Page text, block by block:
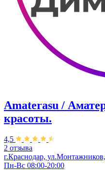
Amaterasu /
красоты.
4,5
2 отзыва
г.Краснодар,
Пн-Вс 08:00-20:00